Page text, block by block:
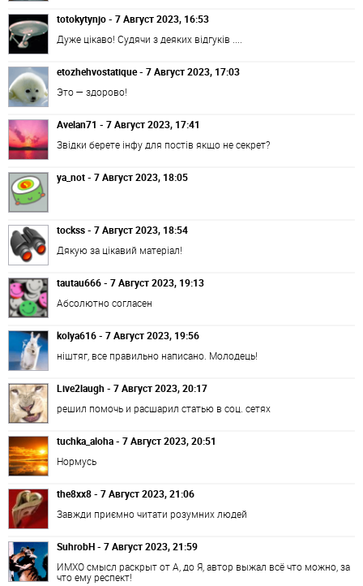
totokytynjo - 7 Август 2023, 16:53
Дуже цікаво! Судячи з деяких відгуків ....
etozhehvostatique - 7 Август 2023, 17:03
Это — здорово!
Avelan71 - 7 Август 2023, 17:41
Звідки берете інфу для постів якщо не секрет?
ya_not - 7 Август 2023, 18:05
tockss - 7 Август 2023, 18:54
Дякую за цікавий матеріал!
tautau666 - 7 Август 2023, 19:13
Абсолютно согласен
kolya616 - 7 Август 2023, 19:56
ніштяг, все правильно написано. Молодець!
Live2laugh - 7 Август 2023, 20:17
решил помочь и расшарил статью в соц. сетях
tuchka_aloha - 7 Август 2023, 20:51
Нормусь
the8xx8 - 7 Август 2023, 21:06
Завжди приємно читати розумних людей
SuhrobH - 7 Август 2023, 21:59
ИМХО смысл раскрыт от А, до Я, автор выжал всё что можно, за
что ему респект!